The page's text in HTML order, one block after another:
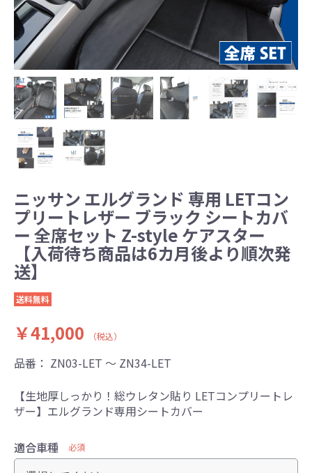
ニッサン エルグランド 専用 LETコン
プリートレザー ブラック シートカバ
ー 全席セット Z-style ケアスター
【入荷待ち商品は6カ月後より順次発
送】
送料無料
￥41,000 （税込）
品番： ZN03-LET ～ ZN34-LET
【生地厚しっかり！総ウレタン貼り LETコンプリートレ
ザー】エルグランド専用シートカバー
適合車種 必須